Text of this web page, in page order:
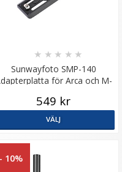
Sunwayfoto SMP-140
för Arca och M-
★ ★ ★ ★ ★
549 kr
VÄLJ
- 10%